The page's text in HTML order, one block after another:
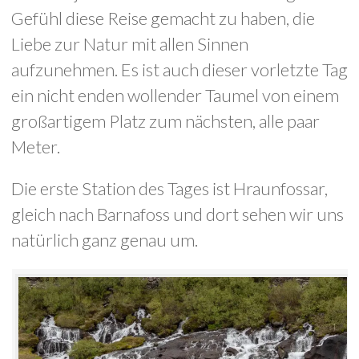
Gefühl diese Reise gemacht zu haben, die
Liebe zur Natur mit allen Sinnen
aufzunehmen. Es ist auch dieser vorletzte Tag
ein nicht enden wollender Taumel von einem
großartigem Platz zum nächsten, alle paar
Meter.
Die erste Station des Tages ist Hraunfossar,
gleich nach Barnafoss und dort sehen wir uns
natürlich ganz genau um.